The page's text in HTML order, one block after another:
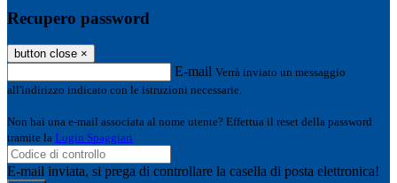
Recupero password
button close ×
E-mail Verrà inviato un messaggio
all'indirizzo indicato con le istruzioni necessarie.
Non hai una e-mail associata al nome utente? Effettua il reset della password
tramite la Login Spaggiari
E-mail inviata, si prega di controllare la casella di posta elettronica!